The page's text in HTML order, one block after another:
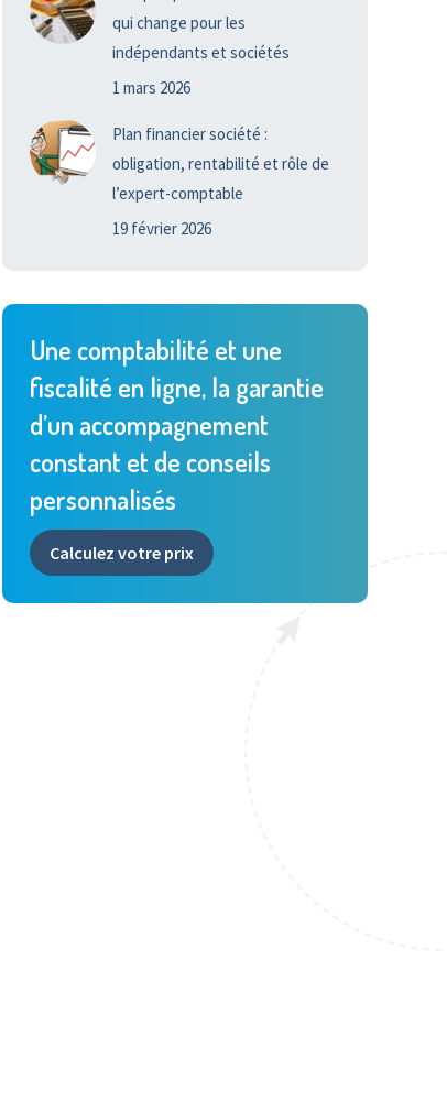
qui change pour les
indépendants et sociétés
1 mars 2026
Plan financier société :
obligation, rentabilité et rôle de
l’expert-comptable
19 février 2026
Une comptabilité et une
fiscalité en ligne, la garantie
d’un accompagnement
constant et de conseils
personnalisés
Calculez votre prix